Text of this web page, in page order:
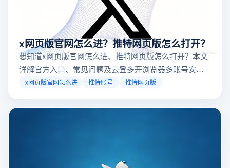
x网页版官网怎么进？推特网页版怎么打开？
想知道x网页版官网怎么进、推特网页版怎么打开？本文
详解官方入口、常见问题及云登多开浏览器多账号安全
访问方案，助你稳定登录高效运营。
x网页版官网怎么进 推特账号 推特网页版